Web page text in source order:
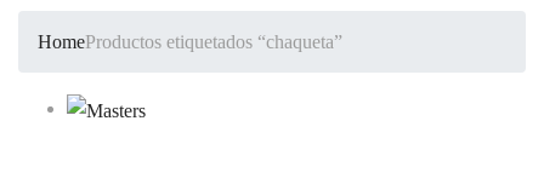
HomeProductos etiquetados “chaqueta”